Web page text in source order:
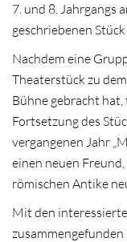
7. und 8. Jahrgangs
geschriebenen Stück
Nachdem eine
Theaterstück zu
Bühne gebracht
Fortsetzung des
vergangenen Jahr
einen neuen
römischen Antike
Mit den